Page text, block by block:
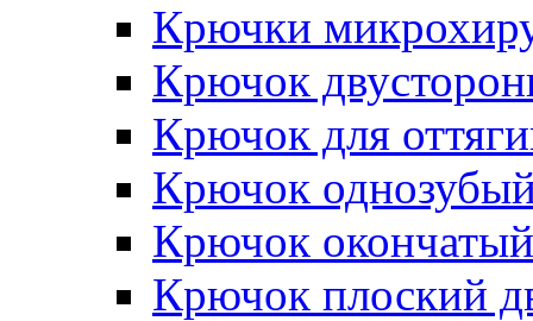
Крючки
Крючок
Крючок для
Крючок
Крючок окончатый
Крючок плоский